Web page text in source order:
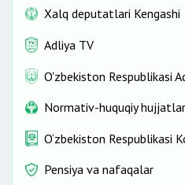
Xalq deputatlari Kengashi
Adliya TV
O'zbekiston Respublikasi
Normativ-huquqiy
O‘zbekiston Respublikasi
Pensiya va nafaqalar